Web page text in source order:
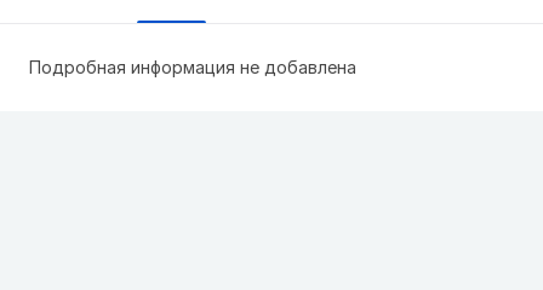
Подробная информация не добавлена